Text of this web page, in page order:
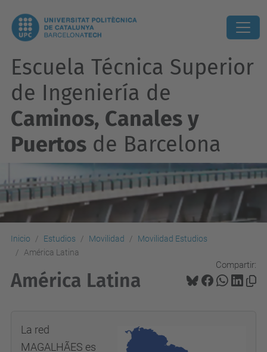
Escuela Técnica Superior
de Ingeniería de
Caminos, Canales y
Puertos de Barcelona
Inicio Estudios Movilidad
Movilidad Estudios
América Latina
Compartir:
América Latina
La red
MAGALHÃES es